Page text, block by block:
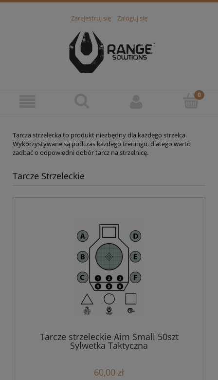
Zarejestruj się Zaloguj się
Tarcza strzelecka to produkt niezbędny dla każdego strzelca.
Wykorzystywane są podczas każdego treningu, dlatego warto
zadbać o odpowiedni dobór tarcz na strzelnicę.
Tarcze Strzeleckie
Tarcze strzeleckie Aim Small 50szt
Sylwetka Taktyczna
60,00 zł